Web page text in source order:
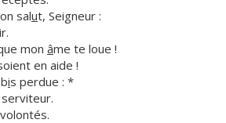
salut, Seigneur :
mon âme te loue !
en aide !
is perdue : *